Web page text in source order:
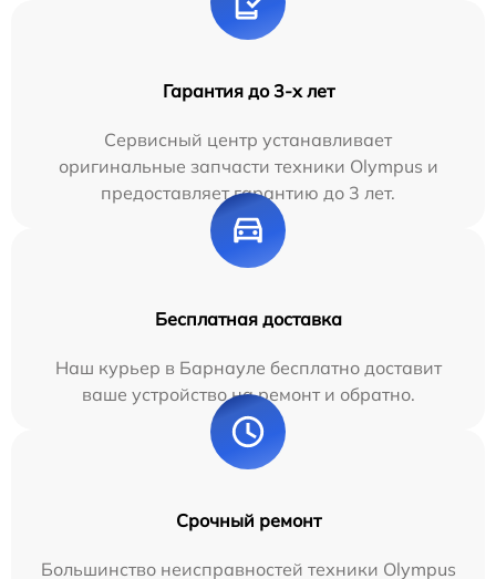
Гарантия до 3-х лет
Сервисный центр устанавливает
оригинальные запчасти техники Olympus и
предоставляет гарантию до 3 лет.
Бесплатная доставка
Наш курьер в Барнауле бесплатно доставит
ваше устройство на ремонт и обратно.
Срочный ремонт
Большинство неисправностей техники Olympus